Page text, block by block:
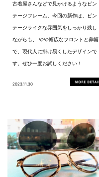
古着屋さんなどで見かけるようなビン
テージフレーム。今回の新作は、ビン
テージライクな雰囲気をしっかり残し
ながらも、 やや幅広なフロントと鼻幅
で、現代人に掛け易くしたデザインで
す。ぜひ一度お試しください！
2023.11.30